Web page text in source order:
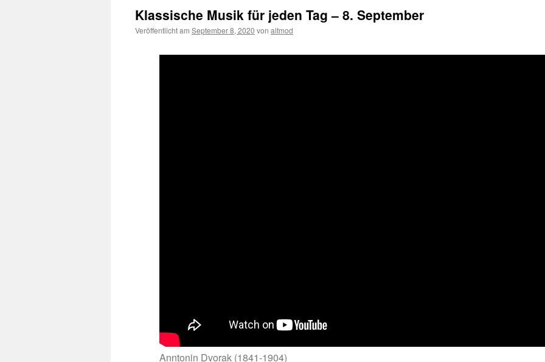
Klassische Musik für jeden Tag – 8. September
Veröffentlicht am September 8, 2020 von altmod
Anntonin Dvorak (1841-1904)